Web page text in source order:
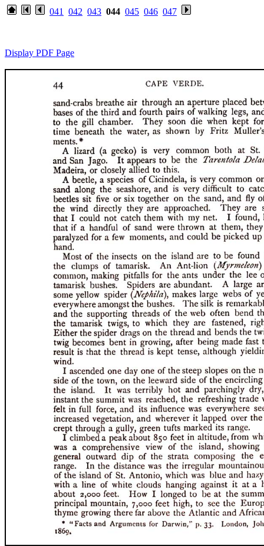
041 042 043 044 045 046 047
Display PDF Page